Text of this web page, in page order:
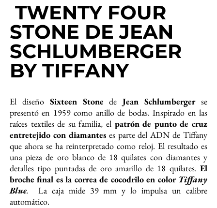
TWENTY FOUR
STONE DE JEAN
SCHLUMBERGER
BY TIFFANY
El diseñoSixteen Stone deJean Schlumbergerse
presentó en 1959 como anillo de bodas. Inspirado en las
raíces textiles de su familia, el patrón de punto de cruz
entretejido con diamanteses parte del ADN de Tiffany
que ahora se ha reinterpretado como reloj. El resultado es
una pieza de oro blanco de 18 quilates con diamantes y
detalles tipo puntadas de oro amarillo de 18 quilates. El
broche final es la correa de cocodrilo en color Tiffany
Blue. La caja mide 39 mm y lo impulsa un calibre
automático.